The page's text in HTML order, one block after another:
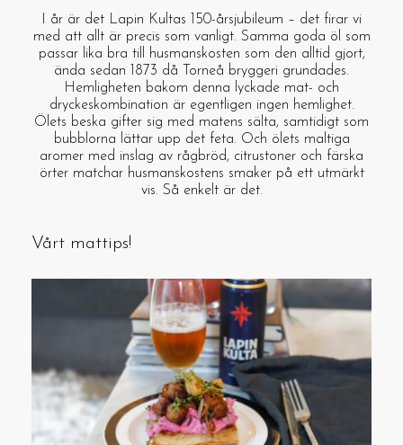
Vårt mattips!
I år är det Lapin Kultas 150-årsjubileum – det firar vi
med att allt är precis som vanligt. Samma goda öl som
passar lika bra till husmanskosten som den alltid gjort,
ända sedan 1873 då Torneå bryggeri grundades.
Hemligheten bakom denna lyckade mat- och
dryckeskombination är egentligen ingen hemlighet.
Ölets beska gifter sig med matens sälta, samtidigt som
bubblorna lättar upp det feta. Och ölets maltiga
aromer med inslag av rågbröd, citrustoner och färska
örter matchar husmanskostens smaker på ett utmärkt
vis. Så enkelt är det.